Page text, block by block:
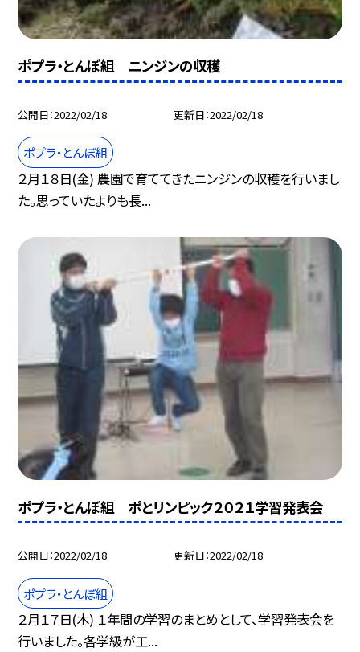
ポプラ・とんぼ組 ニンジンの収穫
公開日 2022/02/18 更新日 2022/02/18
ポプラ・とんぼ組
２月１８日(金) 農園で育ててきたニンジンの収穫を行いまし
た。思っていたよりも長...
ポプラ・とんぼ組 ポとリンピック２０２１学習発表会
公開日 2022/02/18 更新日 2022/02/18
ポプラ・とんぼ組
２月１７日(木) １年間の学習のまとめとして、学習発表会を
行いました。各学級が工...